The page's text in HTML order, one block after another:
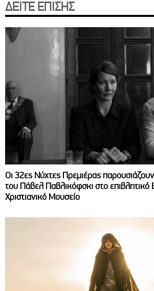
ΔΕΙΤΕ ΕΠΙΣΗΣ
Οι 32ες Νύχτες Πρεμιέρας
του Πάβελ Παβλικόφσκι στο επιβλητικό
Χριστιανικό Μουσείο